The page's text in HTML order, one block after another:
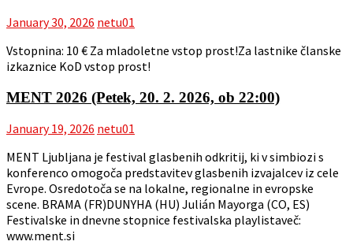
January 30, 2026 netu01
Vstopnina: 10 € Za mladoletne vstop prost!Za lastnike članske
izkaznice KoD vstop prost!
MENT 2026 (Petek, 20. 2. 2026, ob 22:00)
January 19, 2026 netu01
MENT Ljubljana je festival glasbenih odkritij, ki v simbiozi s
konferenco omogoča predstavitev glasbenih izvajalcev iz cele
Evrope. Osredotoča se na lokalne, regionalne in evropske
scene. BRAMA (FR)DUNYHA (HU) Julián Mayorga (CO, ES)
Festivalske in dnevne stopnice festivalska playlistaveč:
www.ment.si